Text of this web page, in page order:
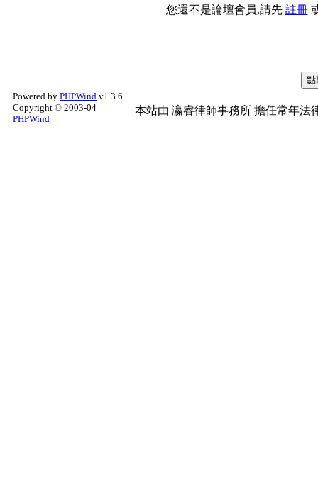
您還不是論壇會員,請先 註冊
Powered by PHPWind v1.3.6
Copyright © 2003-04
PHPWind
本站由 瀛睿律師事務所 擔任常年法